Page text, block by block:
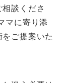
談くださ
マに寄り添
ご提案いた